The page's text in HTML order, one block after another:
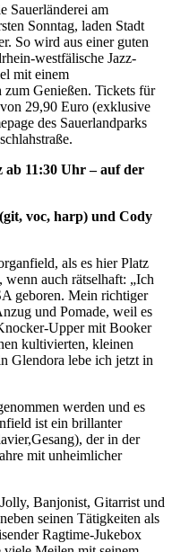
Sauerländerei am
Sonntag, laden Stadt
So wird aus einer guten
westfälische Jazz-
mit einem
Genießen. Tickets für
29,90 Euro (exklusive
des Sauerlandparks
ab 11:30 Uhr – auf der
voc, harp) und Cody
als es hier Platz
auch rätselhaft: „Ich
geboren. Mein richtiger
und Pomade, weil es
Upper mit Booker
kultivierten, kleinen
Glendora lebe ich jetzt in
werden und es
ist ein brillanter
der in der
mit unheimlicher
Banjonist, Gitarrist und
seinen Tätigkeiten als
Ragtime-Jukebox